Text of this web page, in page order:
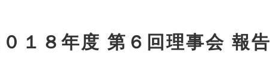
１８年度 第６回理事会 報告